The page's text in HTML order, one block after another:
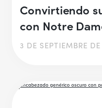
Convirtiendo
con Notre
3 DE SEPTIEMBRE